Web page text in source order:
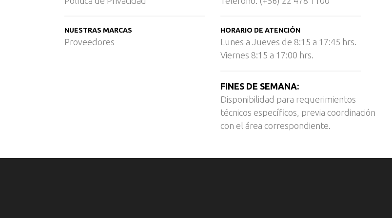
NUESTRAS MARCAS
Proveedores
HORARIO DE ATENCIÓN
Lunes a Jueves de 8:15 a 17:45 hrs.
Viernes 8:15 a 17:00 hrs.
FINES DE SEMANA:
Disponibilidad para requerimientos
técnicos específicos, previa coordinación
con el área correspondiente.